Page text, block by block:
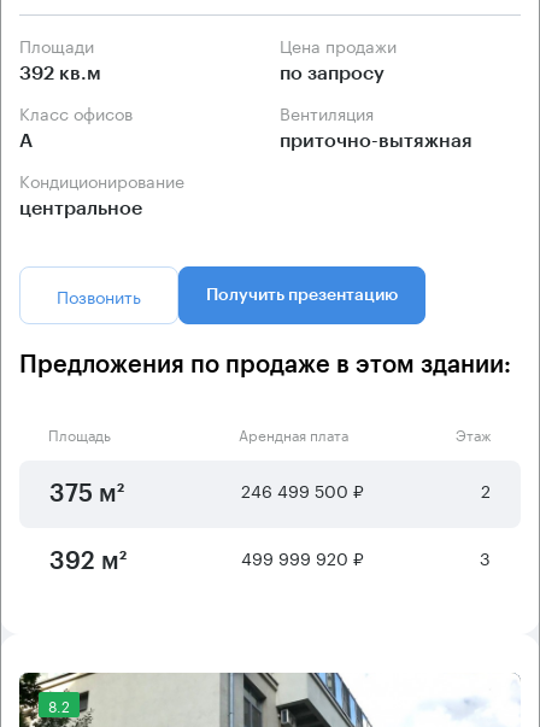
Площади
392 кв.м
Цена продажи
по запросу
Класс офисов
А
Вентиляция
приточно-вытяжная
Кондиционирование
центральное
Позвонить Получить презентацию
Предложения по продаже в этом здании:
Площадь Арендная плата Этаж
375 м² 246 499 500 ₽ 2
392 м² 499 999 920 ₽ 3
8.2